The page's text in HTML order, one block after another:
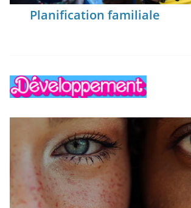
Planification familiale